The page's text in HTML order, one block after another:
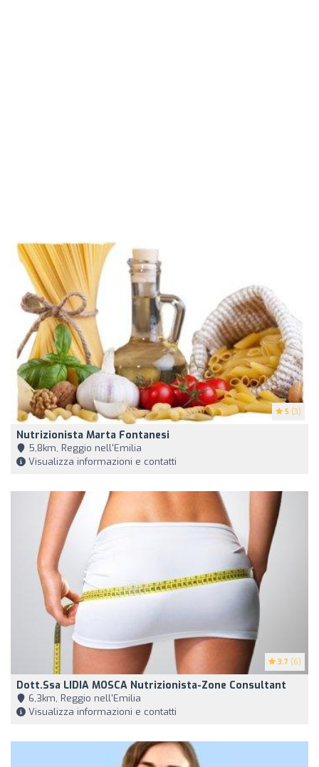
5 (3)
Nutrizionista Marta Fontanesi
5,8km, Reggio nell'Emilia
Visualizza informazioni e contatti
3.7 (6)
Dott.ssa LIDIA MOSCA Nutrizionista-Zone Consultant
6,3km, Reggio nell'Emilia
Visualizza informazioni e contatti